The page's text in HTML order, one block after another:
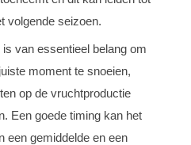
volgende seizoen.
is van essentieel belang om
moment te snoeien,
op de vruchtproductie
Een goede timing kan het
een gemiddelde en een